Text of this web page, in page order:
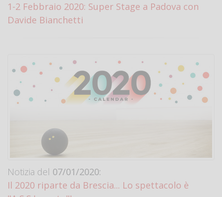
1-2 Febbraio 2020: Super Stage a Padova con
Davide Bianchetti
Notizia del 07/01/2020:
Il 2020 riparte da Brescia... Lo spettacolo è